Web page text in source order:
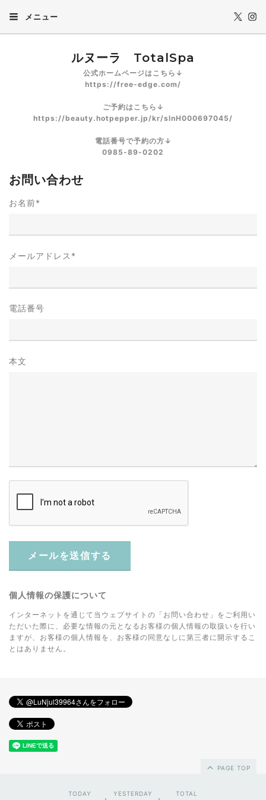
メニュー
ルヌーラ TotalSpa
公式ホームページはこちら↓
https://free-edge.com/
ご予約はこちら↓
https://beauty.hotpepper.jp/kr/slnH000697045/
電話番号で予約の方↓
0985-89-0202
お問い合わせ
お名前*
メールアドレス *
電話番号
本文
メールを送信する
個人情報の保護について
インターネットを通じて当ウェブサイトの「お問い合わせ」をご利用い
ただいた際に、必要な情報の元となるお客様の個人情報の取扱いを行い
ますが、お客様の個人情報を、お客様の同意なしに第三者に開示するこ
とはありません。
PAGE TOP
TODAY YESTERDAY TOTAL